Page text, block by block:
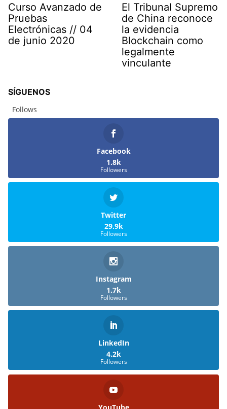
Curso Avanzado de
Pruebas
Electrónicas // 04
de junio 2020
El Tribunal Supremo
de China reconoce
la evidencia
Blockchain como
legalmente
vinculante
SÍGUENOS
Follows
Facebook
1.8k
Followers
Twitter
29.9k
Followers
Instagram
1.7k
Followers
LinkedIn
4.2k
Followers